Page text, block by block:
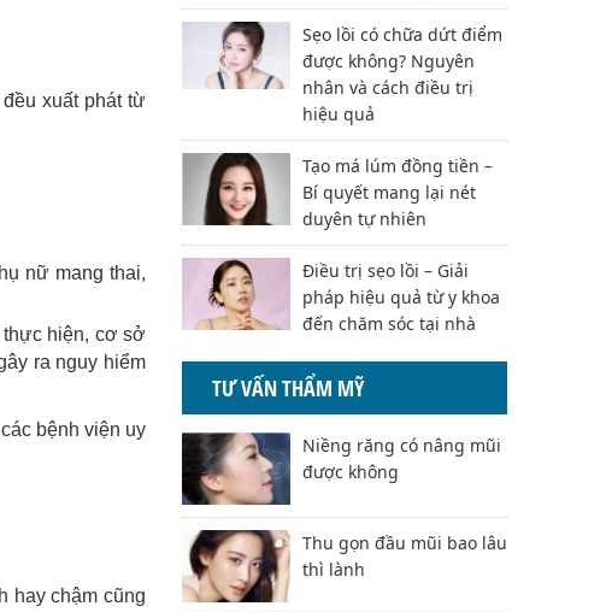
xuất phát từ
nữ mang thai,
thực hiện, cơ sở
ra nguy hiểm
bệnh viện uy
hay chậm cũng
Sẹo lồi có chữa dứt điểm
được không? Nguyên
nhân và cách điều trị
hiệu quả
Tạo má lúm đồng tiền –
Bí quyết mang lại nét
duyên tự nhiên
Điều trị sẹo lồi – Giải
pháp hiệu quả từ y khoa
đến chăm sóc tại nhà
TƯ VẤN THẨM MỸ
Niềng răng có nâng mũi
được không
Thu gọn đầu mũi bao lâu
thì lành